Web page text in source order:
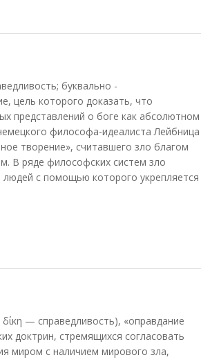
буквально -
цель которого доказать, что
представлений о боге как абсолютном
философа-идеалиста Лейбница
творение», считавшего зло благом
В ряде философских систем зло
людей с помощью которого укрепляется
— справедливость), «оправдание
доктрин, стремящихся согласовать
миром с наличием мирового зла,